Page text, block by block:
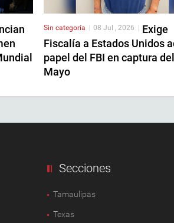
Sin categoría 08 Jul , 2026
Exige
Fiscalía a Estados Unidos
papel del FBI en captura del
Mayo
Secciones
Tamaulipas
Texas